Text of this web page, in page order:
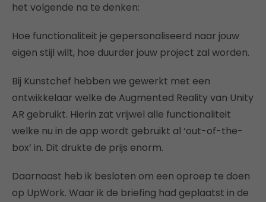
het volgende na te denken:
Hoe functionaliteit je gepersonaliseerd naar jouw
eigen stijl wilt, hoe duurder jouw project zal worden.
Bij Kunstchef hebben we gewerkt met een
ontwikkelaar welke de Augmented Reality van Unity
AR gebruikt. Hierin zat vrijwel alle functionaliteit
welke nu in de app wordt gebruikt al ‘out-of-the-
box’ in. Dit drukte de prijs enorm.
Daarnaast heb ik besloten om een oproep te doen
op UpWork. Waar ik de briefing had geplaatst in de